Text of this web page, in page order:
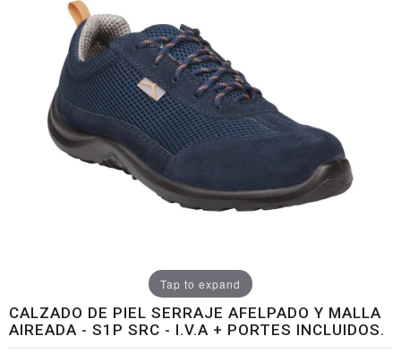
Tap to expand
CALZADO DE PIEL SERRAJE AFELPADO Y MALLA
AIREADA - S1P SRC - I.V.A + PORTES INCLUIDOS.